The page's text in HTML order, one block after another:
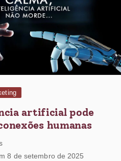
artificial pode
humanas
8 de setembro de 2025